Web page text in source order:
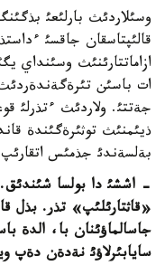
وسئلاردئث بارلئعئ
قالئپتاسقان جاقسئ
ازاماتتارئنئث وسئنداي
ات باسئن
جةتتئ. ولاردئث ءتذرلئ
ذيئمنئث توثئرةگئندة
بةلسةندئ جذمئس
- اششئ دا بولسا
«قاثتارئلئپ» تذر. بذل
جاسالماؤئنان با، الدة
سايابئرلاؤئ نةدةن دةپ